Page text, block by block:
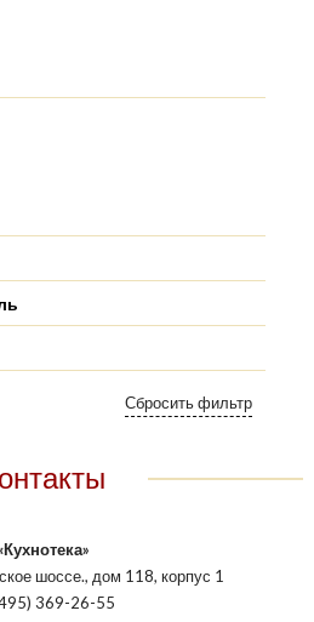
шоссе., дом 118, корпус 1
369-26-55